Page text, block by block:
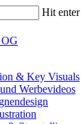
Hit
& Key Visuals
Werbevideos